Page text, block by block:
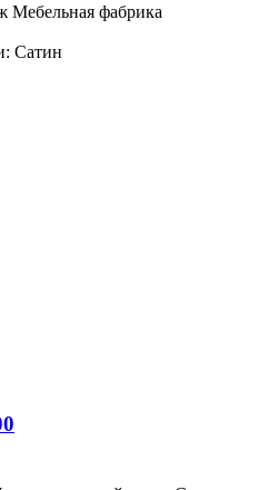
Мебельная фабрика
: Сатин